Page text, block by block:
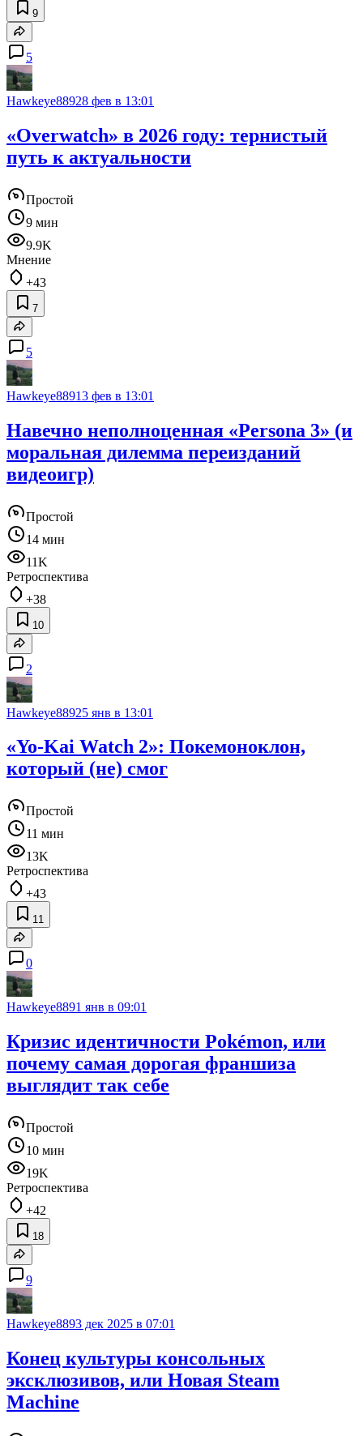
9
5
Hawkeye88928 фев в 13:01
«Overwatch» в 2026 году: тернистый
путь к актуальности
Простой
9 мин
9.9K
Мнение
+43
7
5
Hawkeye88913 фев в 13:01
Навечно неполноценная «Persona 3» (и
моральная дилемма переизданий
видеоигр)
Простой
14 мин
11K
Ретроспектива
+38
10
2
Hawkeye88925 янв в 13:01
«Yo-Kai Watch 2»: Покемоноклон,
который (не) смог
Простой
11 мин
13K
Ретроспектива
+43
11
0
Hawkeye8891 янв в 09:01
Кризис идентичности Pokémon, или
почему самая дорогая франшиза
выглядит так себе
Простой
10 мин
19K
Ретроспектива
+42
18
9
Hawkeye8893 дек 2025 в 07:01
Конец культуры консольных
эксклюзивов, или Новая Steam
Machine